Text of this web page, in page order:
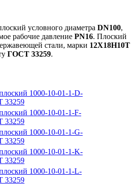
условного диаметра DN100,
рабочие давление PN16. Плоский
стали, марки 12Х18Н10Т
ГОСТ 33259.
1000-10-01-1-D-
33259
1000-10-01-1-F-
33259
1000-10-01-1-G-
33259
1000-10-01-1-K-
33259
1000-10-01-1-L-
33259